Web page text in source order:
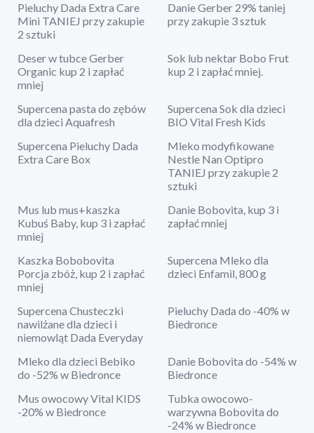
Pieluchy Dada Extra Care
Mini TANIEJ przy zakupie
2 sztuki
Danie Gerber 29% taniej
przy zakupie 3 sztuk
Deser w tubce Gerber
Organic kup 2 i zapłać
mniej
Sok lub nektar Bobo Frut
kup 2 i zapłać mniej.
Supercena pasta do zębów
dla dzieci Aquafresh
Supercena Sok dla dzieci
BIO Vital Fresh Kids
Supercena Pieluchy Dada
Extra Care Box
Mleko modyfikowane
Nestle Nan Optipro
TANIEJ przy zakupie 2
sztuki
Mus lub mus+kaszka
Kubuś Baby, kup 3 i zapłać
mniej
Danie Bobovita, kup 3 i
zapłać mniej
Kaszka Bobobovita
Porcja zbóż, kup 2 i zapłać
mniej
Supercena Mleko dla
dzieci Enfamil, 800 g
Supercena Chusteczki
nawilżane dla dzieci i
niemowląt Dada Everyday
Pieluchy Dada do -40% w
Biedronce
Mleko dla dzieci Bebiko
do -52% w Biedronce
Danie Bobovita do -54% w
Biedronce
Mus owocowy Vital KIDS
-20% w Biedronce
Tubka owocowo-
warzywna Bobovita do
-24% w Biedronce